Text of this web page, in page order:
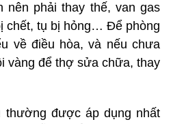
nên phải thay thế, van gas
chết, tụ bị hỏng… Để phòng
về điều hòa, và nếu chưa
vàng để thợ sửa chữa, thay
được áp dụng nhất